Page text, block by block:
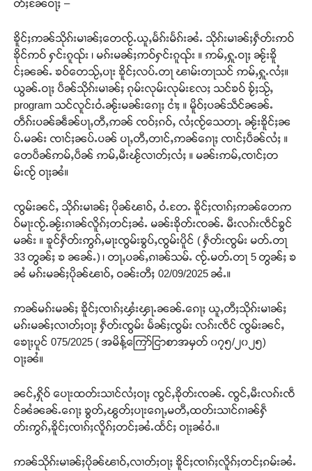
တႃႇႁႂ်ႈသဵင်ၵၢင်ၸႂ်ၵူၼ်းမိူင်း ၵူႈတီႈၵူႈလႅၼ်ပေႃးတေၸွ
တ်ႇ တူဝ်ႈလုမ်ႈၾႃႉၼၼ်ႉ ၶဝ်ႈႁူမ်ႈၵမ်ႉထႅမ် ၸုမ်းၶၢ
ဝ်ႇၽူႈတွႆႇႁွၵ်ႈ လႆႈယူႇၶႃႈဢေႃႈ။
Donate Now
တ်ႈၼႄဝႃႈ –
ၶိူင်ႈဢၼ်သိုၵ်းမၢၼ်ႈတေၸႂ်ႉယူႇမႅၵ်းမႅၵ်းၼႆႉ သိုၵ်းမၢၼ်ႈႁဵတ်းဢဝ်
ၶိုင်ဢဝ် ႁင်းၵူၺ်း ၊ မၵ်းမၼ်ႈဢဝ်ႁင်းၵူၺ်း ။ ဢမ်ႇႁူႉဝႃႈ ၼႂ်းၶိူ
င်ႈၼၼ်ႉ ၶဝ်တေသႂ်ႇပႃး ၶိူင်ႈလပ်ႉတႃ ၽၢမ်းတႃသင် ဢမ်ႇႁူႉလႆႈ။
ယွၼ်ႉဝႃႈ ပဵၼ်သိုၵ်းမၢၼ်ႈ ၵုမ်းလုမ်းလုမ်းလႄႈ သင်ၶဝ် ၶႂ်ႈသႂ်ႇ
program သင်လူင်းဝႆႉၼႂ်းမၼ်းၵေႃႈ ငၢႆႈ ။ မိူဝ်ႈပၼ်သဵင်ၼၼ်ႉ
တဵၵ်းပၼ်ၼဵၼ်ပႃႇတီႇဢၼ် ၸဝ်ႈၵဝ်ႇ လႆႈၸႂ်သေတႃႉ ၼႂ်းၶိူင်ႈၼ
ပ်ႉမၼ်း ၸၢင်ႈၼပ်ႉပၼ် ပႃႇတီႇတၢင်ႇဢၼ်ၵေႃႈ ၸၢင်ႈပဵၼ်လႆႈ ။
တေပဵၼ်ဢမ်ႇပဵၼ် ဢမ်ႇမီးၽႂ်လၢတ်ႈလႆႈ ။ မၼ်းဢမ်ႇၸၢင်ႈတ
မ်းၸႂ် ဝႃႈၼႆ။
ၸွမ်းၼင်ႇ သိုၵ်းမၢၼ်ႈ ပိုၼ်ၽၢဝ်ႇ ဝႆႉတႄႉ ၶိူင်ႈၸၢၵ်ႈဢၼ်တေဢ
ဝ်မႃးၸႂ်ႉၼႂ်းၵၢၼ်လိူၵ်ႈတင်ႈၼႆႉ မၼ်းၶိုတ်းၸၼ်ႉ မီးလၵ်းၸဵင်ၶွင်
မၼ်း ။ ၶူင်ႁဵတ်းဢွၵ်ႇမႃးၸွမ်းၶွပ်ႇၸွမ်းပိူင် ( ႁဵတ်းၸွမ်း မတ်ႉတႃ
33 တွၼ်ႈ ၶ ၼၼ်ႉ) ၊ တႃႇပၼ်ႇၵၢၼ်သမ်ႉ ၸႂ်ႉမတ်ႉတႃ 5 တွၼ်ႈ ၶ
ၼႆ မၵ်းမၼ်ႈပိုၼ်ၽၢဝ်ႇ ဝၼ်းတီႈ 02/09/2025 ၼႆႉ။
ဢၼ်မၵ်းမၼ်ႈ ၶိူင်ႈၸၢၵ်ႈၾႆးၾႃႉၼၼ်ႉၵေႃႈ ယူႇတီႈသိုၵ်းမၢၼ်ႈ
မၵ်းမၼ်ႈလၢတ်ႈဝႃႈ ႁဵတ်းၸွမ်း မႅၼ်ႈၸွမ်း လၵ်းၸဵင် ၸွမ်းၼင်ႇ
ၶေႃႈပူင် 075/2025 ( အမိန့်ကြော်ငြာစာအမှတ် ၀၇၅/၂၀၂၅)
ဝႃႈၼႆ။
ၼင်ႇႁိုဝ် ပေႃးထတ်းသၢင်လႆႈဝႃႈ ၸွင်ႇၶိုတ်းၸၼ်ႉ ၸွင်ႇမီးလၵ်းၸဵ
င်ၼႆၼၼ်ႉၵေႃႈ ၶွတ်ႇၽွတ်ႈပႃးၵေႃႇမတီႇထတ်းသၢင်ၵၢၼ်ႁဵ
တ်းဢွၵ်ႇၶိူင်ႈၸၢၵ်ႈလိူၵ်ႈတင်ႈၼႆႉထႅင်ႈ ဝႃႈၼႆဝႆႉ။
ဢၼ်သိုၵ်းမၢၼ်ႈပိုၼ်ၽၢဝ်ႇလၢတ်ႈဝႃႈ ၶိူင်ႈၸၢၵ်ႈလိူၵ်ႈတင်ႈၵမ်းၼႆႉ